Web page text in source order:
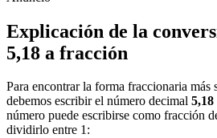
Explicación de la
5,18 a fracción
Para encontrar la forma fraccionaria más
debemos escribir el número decimal
número puede escribirse como fracción
dividirlo entre 1: